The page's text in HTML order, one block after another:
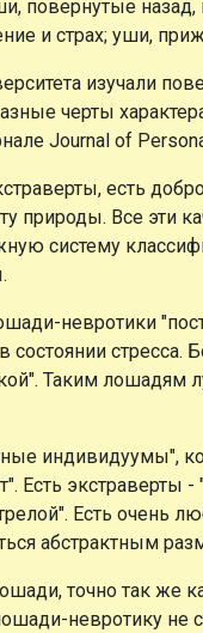
повернутые
и страх; уши,
изучали
черты
Journal of
есть
природы. Все эти
систему
невротики
состоянии
Таким лошадям
индивидуумы",
Есть экстраверты
Есть очень
абстрактным
точно так же
невротику не